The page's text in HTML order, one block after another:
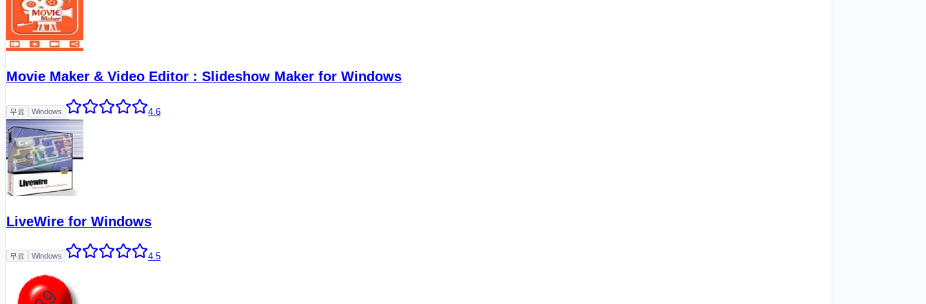
Movie Maker & Video Editor : Slideshow Maker for Windows
무료 Windows 4.6
LiveWire for Windows
무료 Windows 4.5